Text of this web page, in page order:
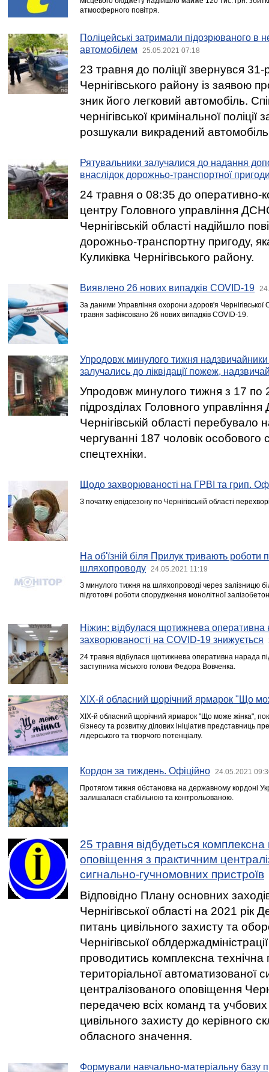
атмосферного повітря.
Поліцейські затримали підозрюваного в
автомобілем
25.05.2021 07:18
23 травня до поліції звернувся
Чернігівського району із заявою
зник його легковий автомобіль.
чернігівської кримінальної поліції
розшукали викрадений
Рятувальники залучалися до надання
внаслідок дорожньо-транспортної
24 травня о 08:35 до оперативно-
центру Головного управління
Чернігівській області надійшло
дорожньо-транспортну пригоду,
Куликівка Чернігівського району.
Виявлено 26 нових випадків COVID-19
За даними Управління охорони здоров'я
травня зафіксовано 26 нових випадків COVID-19.
Упродовж минулого тижня надзвичайники
залучались до ліквідації пожеж,
Упродовж минулого тижня з 17 по
підрозділах Головного
Чернігівській області перебувало
чергуванні 187 чоловік
спецтехніки.
Щодо захворюваності на ГРВІ та грип.
З початку епідсезону по Чернігівській області
На об'їзній біля Прилук тривають роботи
шляхопроводу
24.05.2021 11:19
З минулого тижня на шляхопроводі через залізницю
підготовчі роботи спорудження монолітної
Ніжин: відбулася щотижнева оперативна
захворюваності на COVID-19 знижується
24 травня відбулася щотижнева оперативна нарада
заступника міського голови Федора Вовченка.
ХІХ-й обласний щорічний ярмарок "Що
ХІХ-й обласний щорічний ярмарок "Що може жінка",
бізнесу та розвитку ділових ініціатив представниць
лідерського та творчого потенціалу.
Кордон за тиждень. Офіційно 24.05.2021
Протягом тижня обстановка на державному кордоні
залишалася стабільною та контрольованою.
25 травня відбудеться
оповіщення з практичним
сигнально-гучномовних пристроїв
Відповідно Плану основних
Чернігівської області на 2021 рік
питань цивільного захисту та
Чернігівської
проводитись комплексна технічна
територіальної автоматизованої
централізованого оповіщення
передачею всіх команд та
цивільного захисту до керівного
обласного значення.
Формували навчально-матеріальну базу